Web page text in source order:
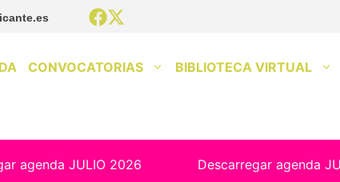
CONVOCATORIAS BIBLIOTECA VIRTUAL
agenda JULIO 2026 Descarregar agenda